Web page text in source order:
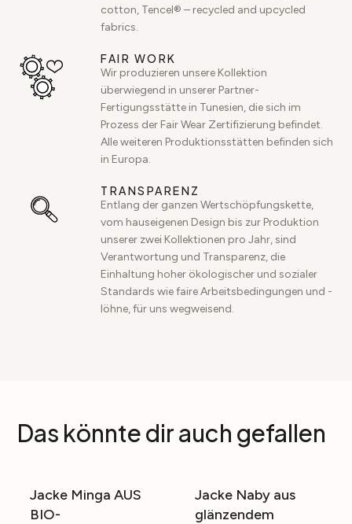
cotton, Tencel® – recycled and upcycled
fabrics.
FAIR WORK
Wir produzieren unsere Kollektion
überwiegend in unserer Partner-
Fertigungsstätte in Tunesien, die sich im
Prozess der Fair Wear Zertifizierung befindet.
Alle weiteren Produktionsstätten befinden sich
in Europa.
TRANSPARENZ
Entlang der ganzen Wertschöpfungskette,
vom hauseigenen Design bis zur Produktion
unserer zwei Kollektionen pro Jahr, sind
Verantwortung und Transparenz, die
Einhaltung hoher ökologischer und sozialer
Standards wie faire Arbeitsbedingungen und -
löhne, für uns wegweisend.
Das könnte dir auch gefallen
SALE
Jacke Minga AUS
BIO-
SALE
Jacke Naby aus
glänzendem